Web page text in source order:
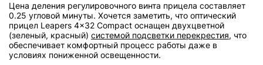
Цена деления регулировочного винта прицела составляет
0.25 угловой минуты. Хочется заметить, что оптический
прицел Leapers 4x32 Compact оснащен двухцветной
(зеленый, красный) системой подсветки перекрестия, что
обеспечивает комфортный процесс работы даже в
условиях пониженной освещенности.